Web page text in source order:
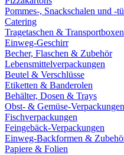
Pommes-, Snackschalen und -
Catering
Tragetaschen & Transportboxen
Einweg-Geschirr
Becher, Flaschen & Zubehör
Lebensmittelverpackungen
Beutel & Verschlüsse
Etiketten & Banderolen
Behälter, Dosen & Trays
Obst- & Gemüse-Verpackungen
Fischverpackungen
Feingebäck-Verpackungen
Einweg-Backformen &
Papiere & Folien